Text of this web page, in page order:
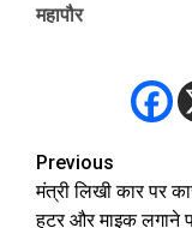
महापौर
Post
navigation
Previous
मंत्री लिखी कार पर
हूटर और माइक लगाने